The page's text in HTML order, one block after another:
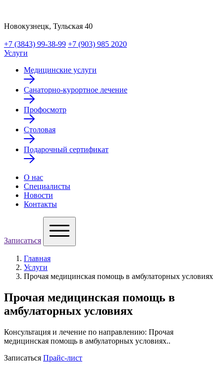
Новокузнецк, Тульская 40
+7 (3843) 99-38-99 +7 (903) 985 2020
Услуги
Медицинские услуги
Санаторно-курортное лечение
Профосмотр
Столовая
Подарочный сертификат
О нас
Специалисты
Новости
Контакты
Записаться
Главная
Услуги
Прочая медицинская помощь в амбулаторных условиях
Прочая медицинская помощь в
амбулаторных условиях
Консультация и лечение по направлению: Прочая
медицинская помощь в амбулаторных условиях..
Записаться Прайс-лист